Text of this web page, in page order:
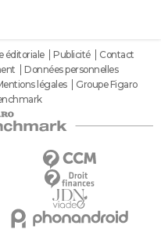
éditoriale Publicité
Contact
Données personnelles
légales
Groupe Figaro